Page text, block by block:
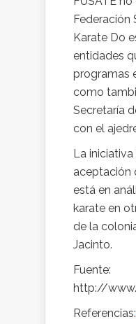
Federación
Karate Do
entidades
programas
como
Secretaría
con el
La
aceptación
está en
karate en
de la
Jacinto.
Fuente:
http://
Referencias: